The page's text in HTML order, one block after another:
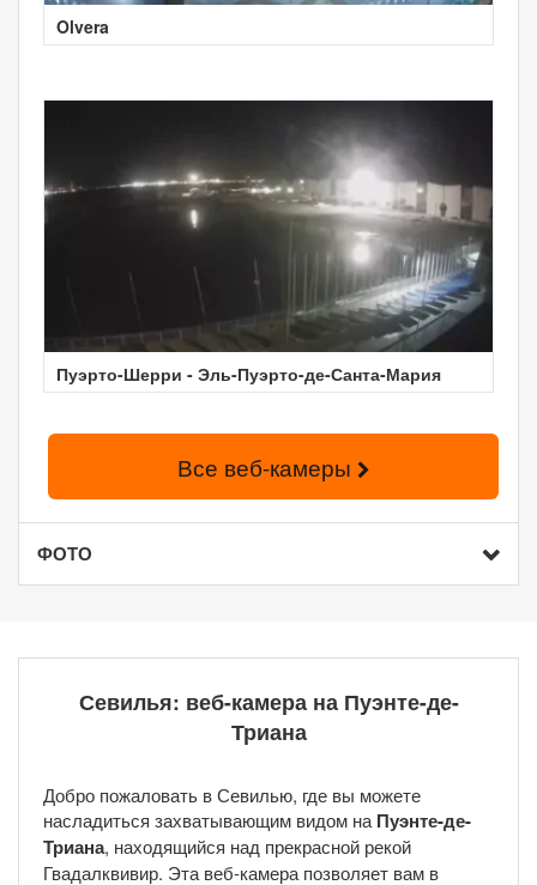
Olvera
Пуэрто-Шерри - Эль-Пуэрто-де-Санта-Мария
Все веб-камеры
ФОТО
Севилья: веб-камера на Пуэнте-де-
Триана
Добро пожаловать в Севилью, где вы можете
насладиться захватывающим видом на Пуэнте-де-
Триана, находящийся над прекрасной рекой
Гвадалквивир. Эта веб-камера позволяет вам в